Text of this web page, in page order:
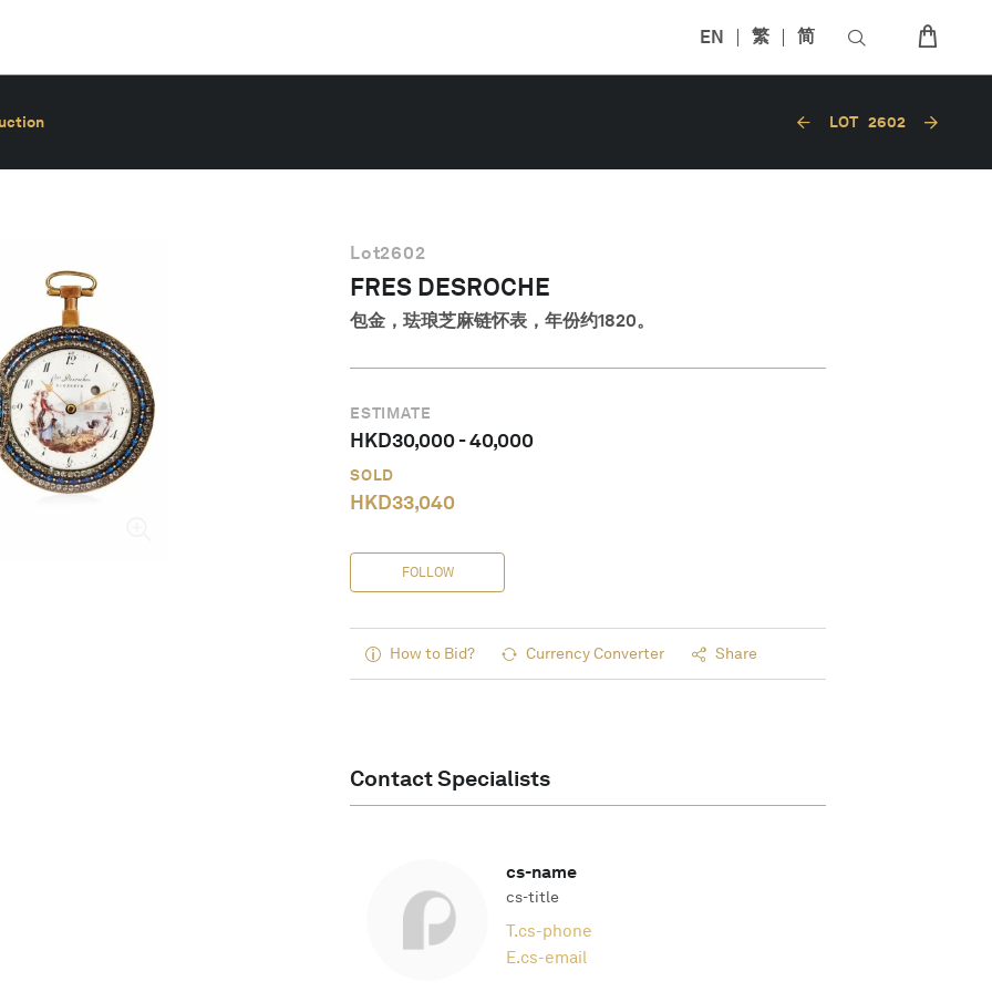
EN 繁 简
LOT 2602
Lot2602
FRES DESROCHE
包金，珐琅芝麻链怀表，年份约1820。
ESTIMATE
HKD30,000-40,000
SOLD
HKD33,040
FOLLOW
How to Bid? Currency Converter Share
Contact Specialists
cs-name
cs-title
T.cs-phone
E.cs-email